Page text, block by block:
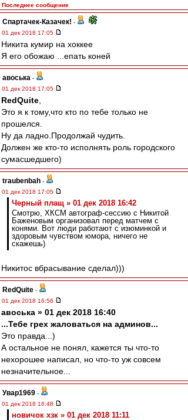
Последнее сообщение
Спартачек-Казачек! -
01 дек 2018 17:05
Никита кумир на хоккее
Я его обожаю ...епать коней
авоська -
01 дек 2018 17:05
RedQuite
Это я к тому,что кто по тебе только не
прошелся.
Ну да ладно.Продолжай чудить.
Должен же кто-то исполнять роль городского
сумасшедшего)
traubenbah -
01 дек 2018 17:05
Черный плащ » 01 дек 2018 16:42
Смотрю, ХКСМ автограф-сессию с Никитой
Баженовым организовал перед матчем с
конями. Вот люди работают с изюминкой и
здоровым чувством юмора, ничего не
скажешь)
Никитос вбрасывание сделал)))
RedQuite -
01 дек 2018 16:56
авоська » 01 дек 2018 16:40
...Тебе грех жаловаться на админов...
Это правда...)
А остальное не понял, кажется ты что-то
нехорошее написал, но что-то уж совсем
незначительное...
Увар1969 -
01 дек 2018 16:48
новичок хзк » 01 дек 2018 11:11